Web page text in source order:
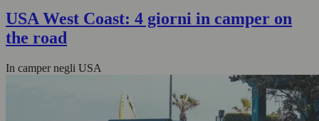
USA West Coast: 4 giorni in camper on
the road
In camper negli USA